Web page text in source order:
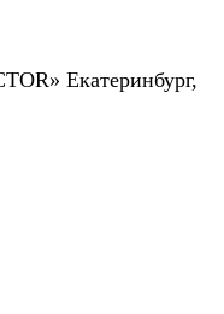
Екатеринбург,